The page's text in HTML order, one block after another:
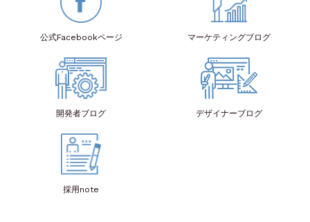
公式Facebookページ マーケティングブログ
開発者ブログ デザイナーブログ
採用note